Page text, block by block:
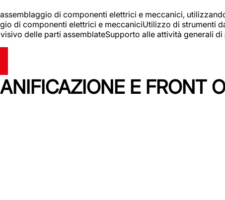
di componenti elettrici e meccanici,
di componenti elettrici e meccaniciUtilizzo di strumenti
delle parti assemblateSupporto alle attività generali
E FRONT